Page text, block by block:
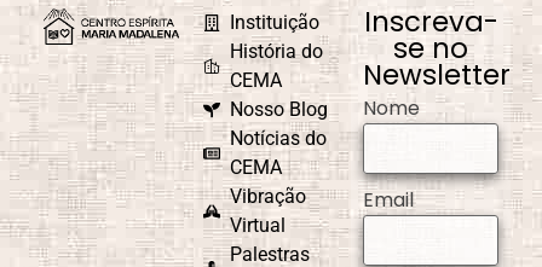
Instituição
História do
CEMA
Nosso Blog
Notícias do
CEMA
Vibração
Virtual
Palestras
Inscreva-
se no
Newsletter
Nome
Email